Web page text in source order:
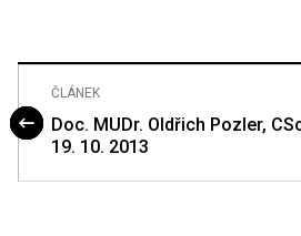
ČLÁNEK
Doc. MUDr. Oldřich Pozler,
19. 10. 2013